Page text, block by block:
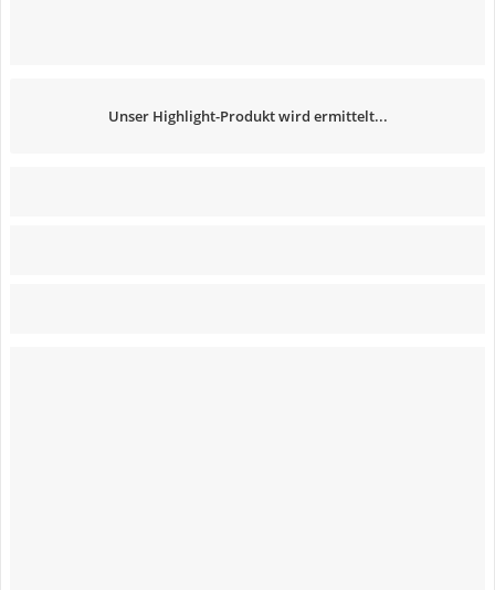
Unser Highlight-Produkt wird ermittelt...